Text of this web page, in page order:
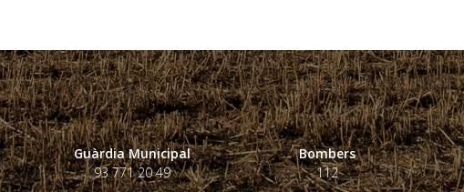
Guàrdia Municipal
93 771 20 49
Bombers
112